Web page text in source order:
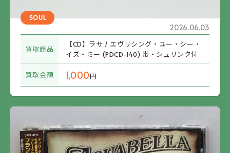
SOUL
2026.06.03
買取商品
【CD】ラサ / エヴリシング・ユー・シー・
イズ・ミー (PDCD-140) 帯・シュリンク付
買取金額 1,000円